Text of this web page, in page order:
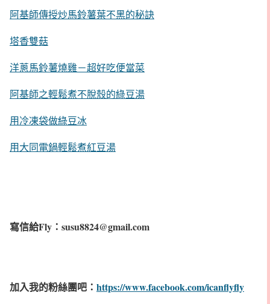
阿基師傳授炒馬鈴薯葉不黑的秘訣
塔香雙菇
洋蔥馬鈴薯燒雞－超好吃便當菜
阿基師之輕鬆煮不脫殼的綠豆湯
用冷凍袋做綠豆冰
用大同電鍋輕鬆煮紅豆湯
寫信給Fly：susu8824@gmail.com
加入我的粉絲團吧： https://www.facebook.com/icanflyfly